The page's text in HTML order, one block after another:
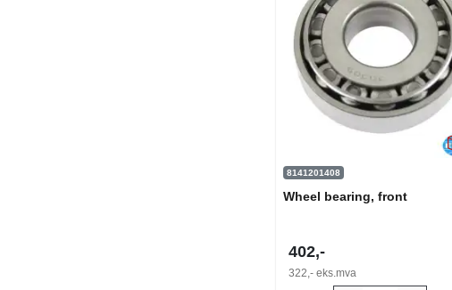
8141201408
Wheel bearing, front
402,-
322,- eks.mva